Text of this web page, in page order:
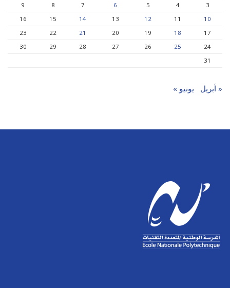
3
4
5
6
7
8
9
10
11
12
13
14
15
16
17
18
19
20
21
22
23
24
25
26
27
28
29
30
31
« أبريل يونيو »